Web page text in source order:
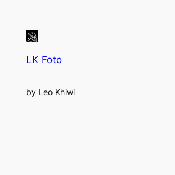
LK Foto
by Leo Khiwi